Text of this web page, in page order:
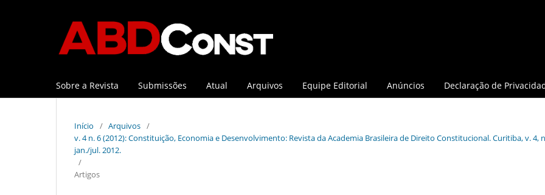
Sobre a Revista Submissões Atual Arquivos Equipe Editorial Anúncios Declaração de
Início / Arquivos /
v. 4 n. 6 (2012): Constituição, Economia e Desenvolvimento: Revista da Academia Brasileira de Direito Constitucional. Curitiba, v. 4,
jan./jul. 2012.
/
Artigos